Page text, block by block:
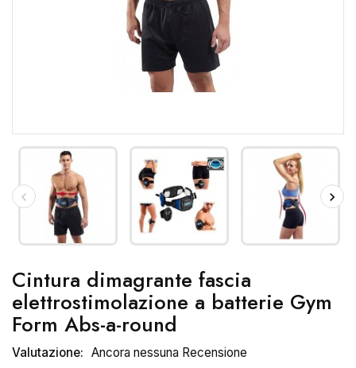
Cintura dimagrante fascia
elettrostimolazione a batterie Gym
Form Abs-a-round
Valutazione: Ancora nessuna Recensione